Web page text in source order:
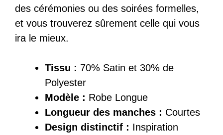
des cérémonies ou des soirées formelles,
et vous trouverez sûrement celle qui vous
ira le mieux.
Tissu : 70% Satin et 30% de
Polyester
Modèle : Robe Longue
Longueur des manches : Courtes
Design distinctif : Inspiration